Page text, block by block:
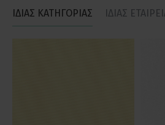
ΙΔΙΑΣ ΚΑΤΗΓΟΡΙΑΣ ΙΔΙΑΣ